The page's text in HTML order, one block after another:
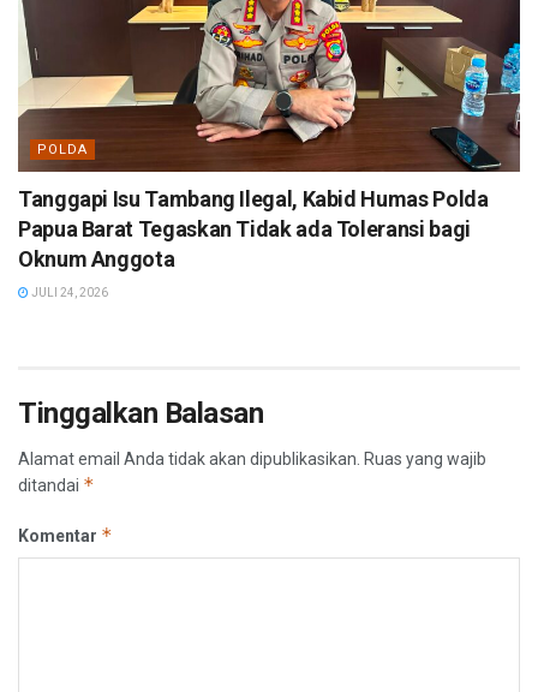
POLDA
Tanggapi Isu Tambang Ilegal, Kabid Humas Polda
Papua Barat Tegaskan Tidak ada Toleransi bagi
Oknum Anggota
JULI 24, 2026
Tinggalkan Balasan
Alamat email Anda tidak akan dipublikasikan. Ruas yang wajib
ditandai *
Komentar *